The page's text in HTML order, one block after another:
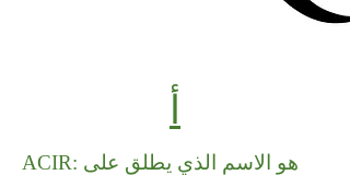
أ
ACIR: هو الاسم الذي يطلق على